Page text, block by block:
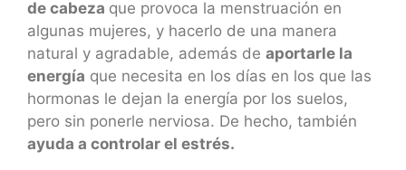
de cabeza que provoca la menstruación en
algunas mujeres, y hacerlo de una manera
natural y agradable, además de aportarle la
energía que necesita en los días en los que las
hormonas le dejan la energía por los suelos,
pero sin ponerle nerviosa. De hecho, también
ayuda a controlar el estrés.